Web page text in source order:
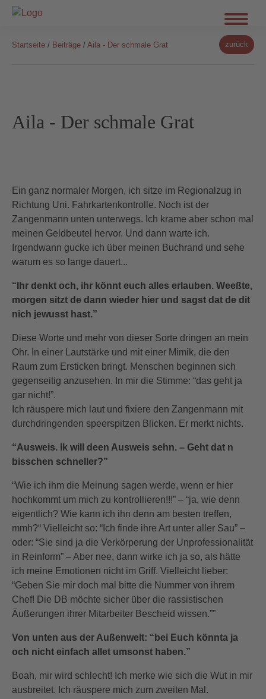
Startseite / Beiträge / Aila - Der schmale Grat zurück
Aila - Der schmale Grat
Ein ganz normaler Morgen, ich sitze im Regionalzug in
Richtung Uni. Fahrkartenkontrolle. Noch ist der
Zangenmann unten unterwegs. Ich krame aber schon mal
meinen Geldbeutel hervor. Und dann warte ich.
Irgendwann gucke ich über meinen Buchrand und sehe
warum es so lange dauert...
“Ihr denkt och, ihr könnt euch alles erlauben. Weeßte,
morgen sitzt de dann wieder hier und sagst dat de dit
nich jewusst hast.”
Diese Worte und mehr von dieser Sorte dringen an mein
Ohr. In einer Lautstärke und mit einer Mimik, die den
Raum zum Ersticken bringt. Menschen beginnen sich
gegenseitig anzusehen. In mir die Stimme: “das geht ja
gar nicht!”.
Ich räuspere mich laut und fixiere den Zangenmann mit
durchdringenden speerspitzen Blicken. Er merkt nichts.
“Ausweis. Ik will deen Ausweis sehn. – Geht dat n
bisschen schneller?”
“Wie ich ihm die Meinung sagen werde, wenn er hier
hochkommt um mich zu kontrollieren!!!” – “ja, wie denn
eigentlich? Wie kann ich ihn denn am besten treffen,
mmh?“ Vielleicht so: “Ich finde ihre Art unter aller Sau” –
oder: “Sie sind ja die Verkörperung der Unprofessionalität
in Reinform” – Aber nee, dann wirke ich ja so, als hätte
ich meine Emotionen nicht im Griff. Vielleicht lieber:
“Geben Sie mir doch mal bitte die Nummer von ihrem
Chef! Die DB möchte sicher über die rassistischen
Äußerungen ihrer Mitarbeiter Bescheid wissen.””
Von unten aus der Außenwelt: “bei Euch könnta ja
och nicht einfach allet umsonst haben.”
Boah, mir wird schlecht! Ich merke wie sich die Wut in mir
ausbreitet. Ich räuspere mich zum zweiten Mal.